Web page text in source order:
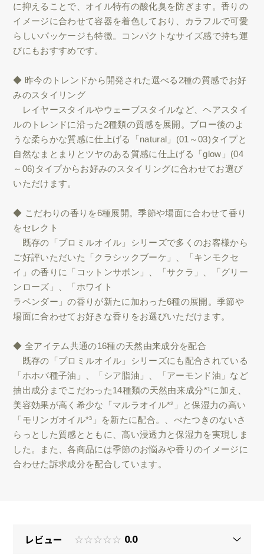
に抑えることで、オイル特有の酸化臭を防ぎます。香りの
イメージに合わせて容器を着色しており、カラフルで可愛
らしいパッケージも特徴。コンパクトなサイズ感で持ち運
びにもおすすめです。
◆ 昨今のトレンドから開発された選べる2種の質感でお好
みのスタイリング
レイヤースタイルやウェーブスタイルなど、ヘアスタイ
ルのトレンドに沿った2種類の質感を展開。ブロー後のよ
うな柔らかな質感に仕上げる「natural」(01～03)タイプと
自然なまとまりとツヤのある質感に仕上げる「glow」(04
～06)タイプからお好みのスタイリングに合わせてお選び
いただけます。
◆ こだわりの香りを6種展開。季節や場面に合わせて香り
をセレクト
既存の「プロミルオイル」シリーズで多くのお客様から
ご好評いただいた「クラシックブーケ」、「キンモクセ
イ」の香りに「コットンサボン」、「サクラ」、「グリー
ンローズ」、「ホワイト
ラベンダー」の香りが新たに加わった6種の展開。季節や
場面に合わせてお好きな香りをお選びいただけます。
◆ 全アイテム共通の16種の天然由来成分を配合
既存の「プロミルオイル」シリーズにも配合されている
「ホホバ種子油」、「シア脂油」、「アーモンド油」など
抽出成分までこだわった14種類の天然由来成分*¹に加え、
美容効果が高く希少な「マルラオイル*²」と保湿力の高い
「モリンガオイル*³」を新たに配合。、べたつきのないさ
らっとした質感とともに、高い浸透力と保湿力を実現しま
した。また、各商品には季節のお悩みや香りのイメージに
合わせた訴求成分を配合しています。
レビュー ☆☆☆☆☆ 0.0